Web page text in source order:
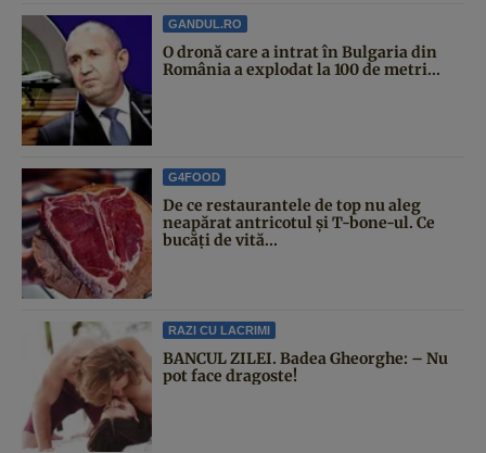
GANDUL.RO
O dronă care a intrat în Bulgaria din
România a explodat la 100 de metri...
G4FOOD
De ce restaurantele de top nu aleg
neapărat antricotul și T-bone-ul. Ce
bucăți de vită...
RAZI CU LACRIMI
BANCUL ZILEI. Badea Gheorghe: – Nu
pot face dragoste!